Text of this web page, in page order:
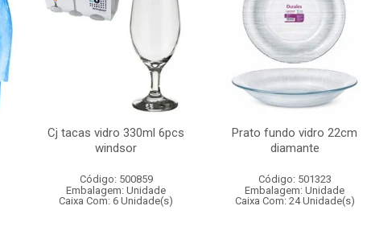
Cj tacas vidro 330ml 6pcs
windsor
Código: 500859
Embalagem: Unidade
Caixa Com: 6 Unidade(s)
Prato fundo vidro 22cm
diamante
Código: 501323
Embalagem: Unidade
Caixa Com: 24 Unidade(s)